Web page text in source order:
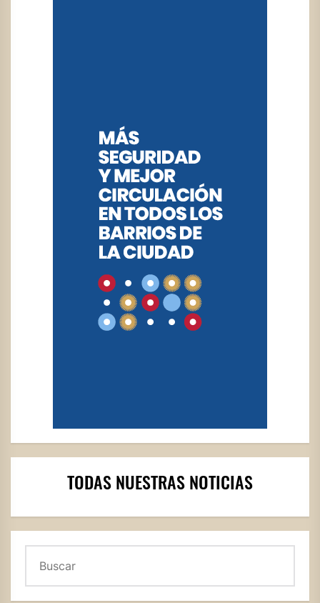
TODAS NUESTRAS NOTICIAS